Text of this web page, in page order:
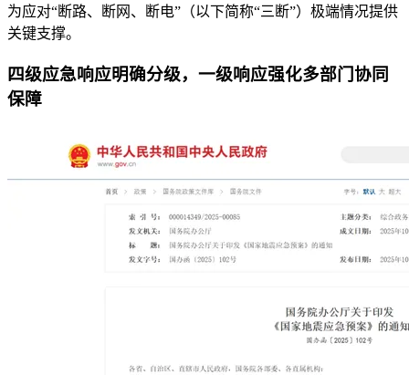
为应对“断路、断网、断电”（以下简称“三断”）极端情况提供
关键支撑。
四级应急响应明确分级，一级响应强化多部门协同
保障